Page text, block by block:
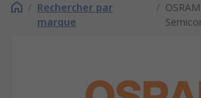
/ Rechercher par
marque
/